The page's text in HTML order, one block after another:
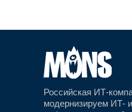
Российская ИТ-
модернизируем ИТ-